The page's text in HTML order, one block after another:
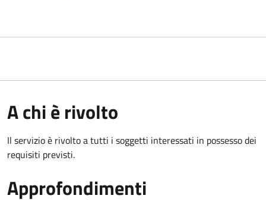
A chi è rivolto
Il servizio è rivolto a tutti i soggetti interessati in possesso dei
requisiti previsti.
Approfondimenti